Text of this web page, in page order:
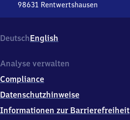
98631 Rentwertshausen
44,
9
6
1
Rentwertshausen
DeutschEnglish
Analyse verwalten
Compliance
Datenschutzhinweise
Informationen zur Barrierefreiheit